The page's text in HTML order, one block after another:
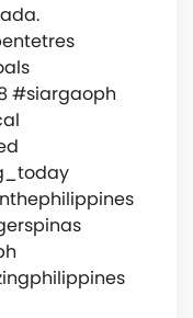
#siargaoph